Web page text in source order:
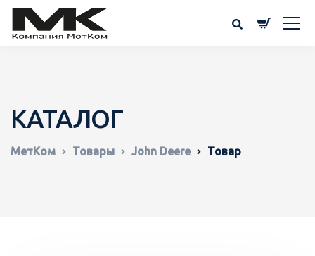
КАТАЛОГ
МетКом Товары John Deere Товар